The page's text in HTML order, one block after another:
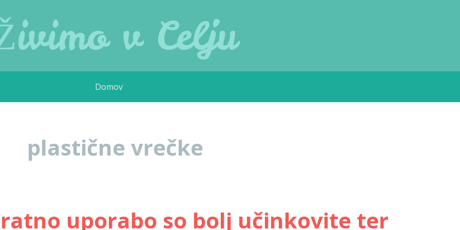
v Celju
Domov
plastične vrečke
uporabo so bolj učinkovite ter